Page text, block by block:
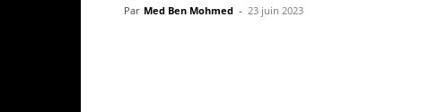
Par Med Ben Mohmed - 23 juin 2023